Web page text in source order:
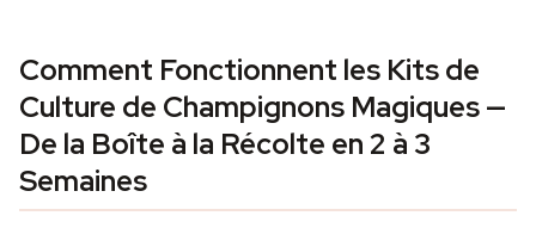
Comment Fonctionnent les Kits de
Culture de Champignons Magiques —
De la Boîte à la Récolte en 2 à 3
Semaines